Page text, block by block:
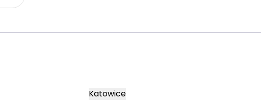
Katowice